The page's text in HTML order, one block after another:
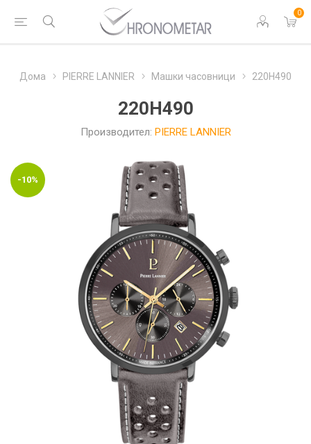
0
Дома PIERRE LANNIER Машки часовници 220H490
220H490
Производител: PIERRE LANNIER
-10%